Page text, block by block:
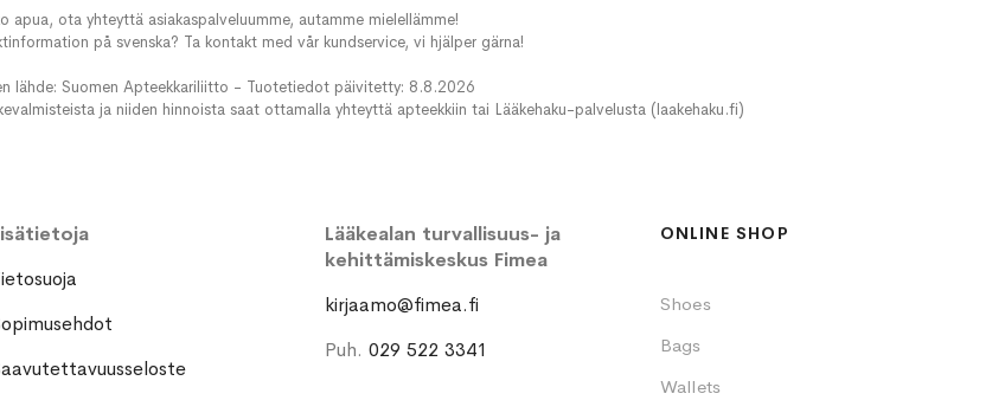
apua, ota yhteyttä asiakaspalveluumme, autamme mielellämme!
på svenska? Ta kontakt med vår kundservice, vi hjälper gärna!
lähde: Suomen Apteekkariliitto - Tuotetiedot päivitetty: 8.8.2026
ja niiden hinnoista saat ottamalla yhteyttä apteekkiin tai Lääkehaku-palvelusta (laakehaku.fi)
Lääkealan turvallisuus- ja
kehittämiskeskus Fimea
kirjaamo@fimea.fi
Puh.029 522 3341
ONLINE SHOP
Shoes
Bags
Wallets